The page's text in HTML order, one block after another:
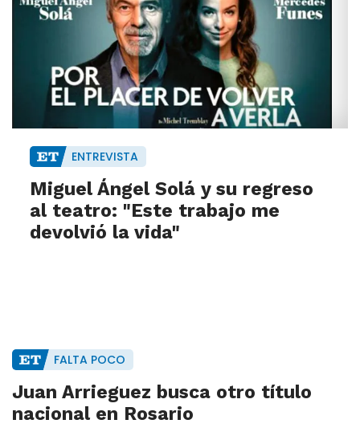
ENTREVISTA
Miguel Ángel Solá y su regreso
al teatro: "Este trabajo me
devolvió la vida"
FALTA POCO
Juan Arrieguez busca otro título
nacional en Rosario